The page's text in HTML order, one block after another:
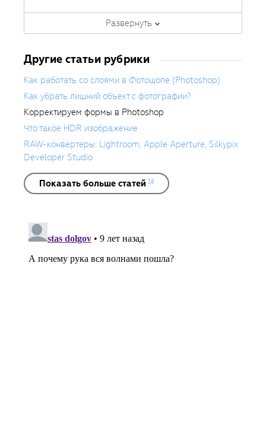
печатном журнале.
Автор курсовFotoshkola.net
Развернуть
Другие статьи рубрики
Как работать со слоями в Фотошопе (Photoshop)
Как убрать лишний объект с фотографии?
Корректируем формы в Photoshop
Что такое HDR изображение
RAW-конвертеры: Lightroom, Apple Aperture, Silkypix
Developer Studio
Показать больше статей 28